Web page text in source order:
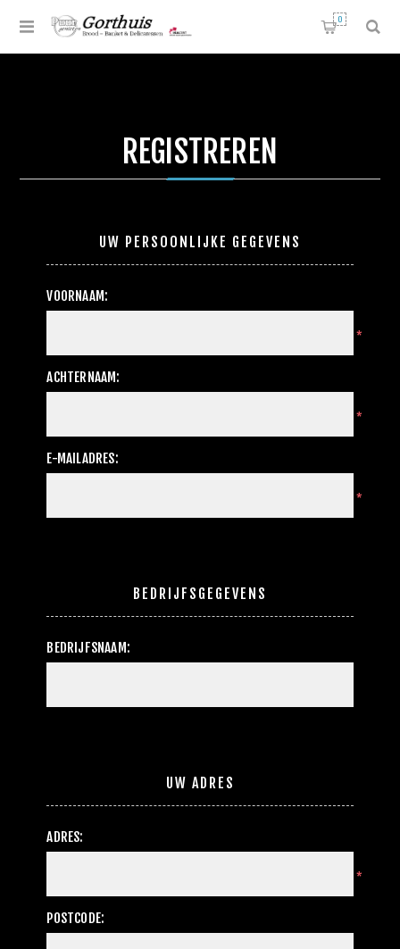
0
REGISTREREN
UW PERSOONLIJKE GEGEVENS
VOORNAAM:
*
ACHTERNAAM:
*
E-MAILADRES:
*
BEDRIJFSGEGEVENS
BEDRIJFSNAAM:
UW ADRES
ADRES:
*
POSTCODE: